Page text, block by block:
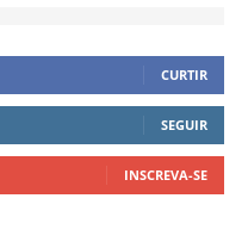
CURTIR
SEGUIR
INSCREVA-SE